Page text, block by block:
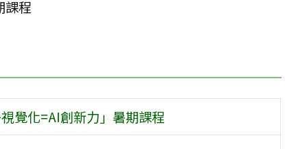
課程
覺化=AI創新力」暑期課程